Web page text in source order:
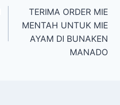
TERIMA ORDER MIE
MENTAH UNTUK MIE
AYAM DI BUNAKEN
MANADO